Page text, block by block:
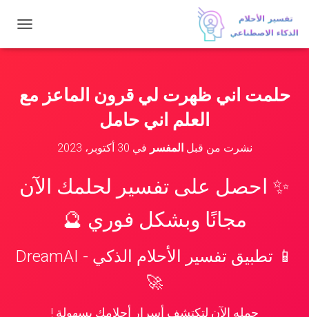
ب
ا
حلمت اني ظهرت لي قرون الماعز مع
العلم اني حامل
نشرت من قبلالمفسر في 30 أكتوبر، 2023
✨ احصل على تفسير لحلمك الآن
مجانًا وبشكل فوري 🔮
📱 تطبيق تفسير الأحلام الذكي - DreamAI
🚀
حمله الآن لتكتشف أسرار أحلامك بسهولة !